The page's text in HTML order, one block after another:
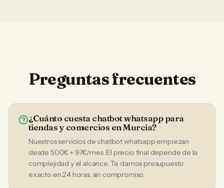
Preguntas frecuentes
¿Cuánto cuesta chatbot whatsapp para
tiendas y comercios en Murcia?
Nuestros servicios de chatbot whatsapp empiezan
desde 500€ + 97€/mes. El precio final depende de la
complejidad y el alcance. Te damos presupuesto
exacto en 24 horas, sin compromiso.